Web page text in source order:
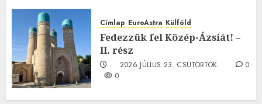
2026.JÚLIUS.23. CSÜTÖRTÖK.
0
Címlap EuroAstra Külföld
Fedezzük fel Közép-Ázsiát! –
II. rész
2026.JÚLIUS.23. CSÜTÖRTÖK.
0
0